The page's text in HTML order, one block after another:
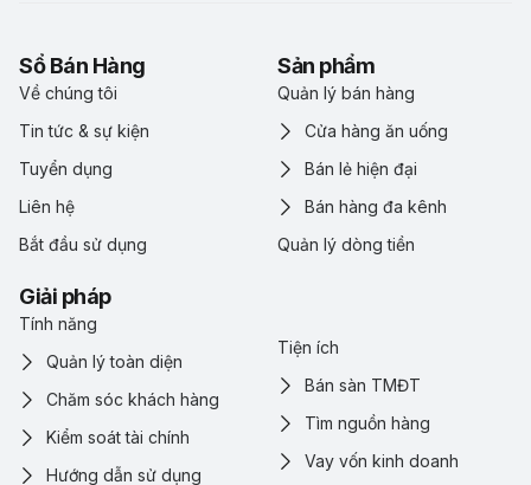
Sổ Bán Hàng
Về chúng tôi
Tin tức & sự kiện
Tuyển dụng
Liên hệ
Bắt đầu sử dụng
Sản phẩm
Quản lý bán hàng
Cửa hàng ăn uống
Bán lẻ hiện đại
Bán hàng đa kênh
Quản lý dòng tiền
Giải pháp
Tính năng
Quản lý toàn diện
Chăm sóc khách hàng
Kiểm soát tài chính
Hướng dẫn sử dụng
Tiện ích
Bán sàn TMĐT
Tìm nguồn hàng
Vay vốn kinh doanh